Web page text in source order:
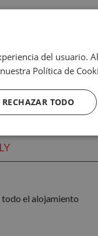
PARA ESTAS
FECHAS
el alojamiento
del usuario.
Política de
RECHAZAR TODO
de